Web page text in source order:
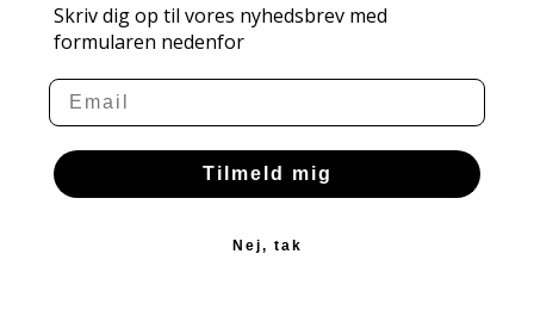
Skriv dig op til vores nyhedsbrev med
formularen nedenfor
Email
Tilmeld mig
Nej, tak